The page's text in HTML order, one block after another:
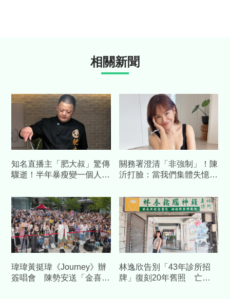
相關新聞
知名直播主「肥大叔」驚傳
驟逝！半年暴瘦變一個人
噩耗
關務署澄清「非強制」！陳
沂打臉：當我們集體失憶？
瑋瑋黃挺瑋《Journey》辦
簽唱會 陳勢安送「金喜」
林逸欣告別「43年診所招
牌」復刻20年舊照 亡父